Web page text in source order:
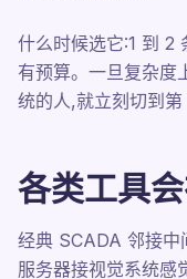
什么时候选它:1 到 2
有预算。一旦复杂度
统的人,就立刻切到第
各类工具
经典 SCADA 邻接中
服务器接视觉系统感